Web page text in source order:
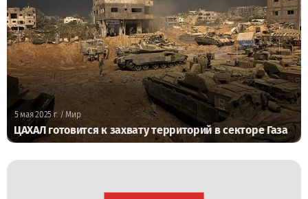
5 мая 2025 г. / Мир
ЦАХАЛ готовится к захвату территорий в секторе Газа